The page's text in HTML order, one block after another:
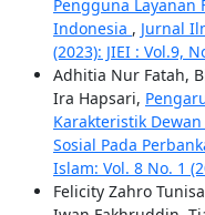
Pengguna Layanan
Indonesia , Jurnal
(2023): JIEI : Vol.9,
Adhitia Nur Fatah,
Ira Hapsari,
Karakteristik
Sosial Pada
Islam: Vol. 8 No. 1
Felicity Zahro